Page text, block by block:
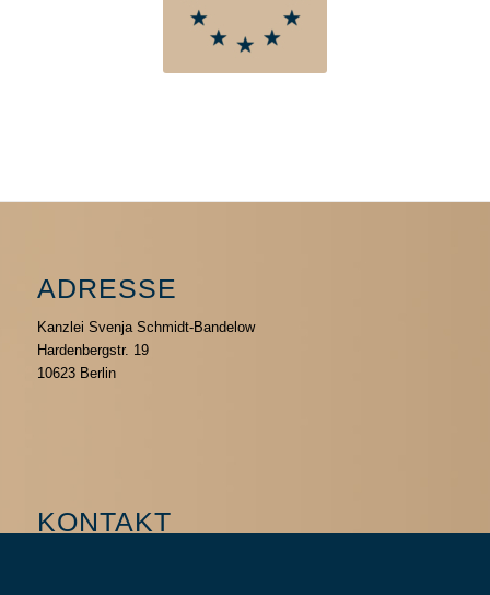
ADRESSE
Kanzlei Svenja Schmidt-Bandelow
Hardenbergstr. 19
10623 Berlin
KONTAKT